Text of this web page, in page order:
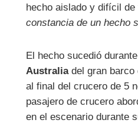
hecho aislado y difícil
constancia de un hecho
El hecho sucedió
Australiadel gran barco
al final del crucero de 5
pasajero de crucero
en el escenario durante